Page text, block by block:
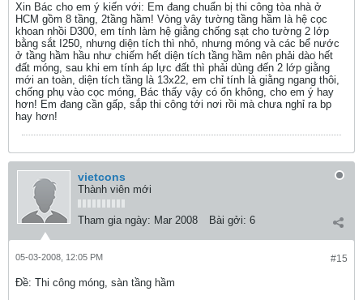
Xin Bác cho em ý kiến với: Em đang chuẩn bị thi công tòa nhà ở
HCM gồm 8 tầng, 2tầng hầm! Vòng vây tường tầng hầm là hệ cọc
khoan nhồi D300, em tính làm hệ giằng chống sạt cho tường 2 lớp
bằng sắt I250, nhưng diện tích thì nhỏ, nhưng móng và các bể nước
ở tầng hầm hầu như chiếm hết diện tích tầng hầm nên phải dào hết
đất móng, sau khi em tính áp lực đất thì phải dùng đến 2 lớp giằng
mới an toàn, diện tích tầng là 13x22, em chỉ tính là giằng ngang thôi,
chống phụ vào cọc móng, Bác thấy vậy có ổn không, cho em ý hay
hơn! Em đang cần gấp, sắp thi công tới nơi rồi mà chưa nghỉ ra bp
hay hơn!
vietcons
Thành viên mới
Tham gia ngày: Mar 2008 Bài gởi: 6
#15
05-03-2008, 12:05 PM
Ðề: Thi công móng, sàn tầng hầm